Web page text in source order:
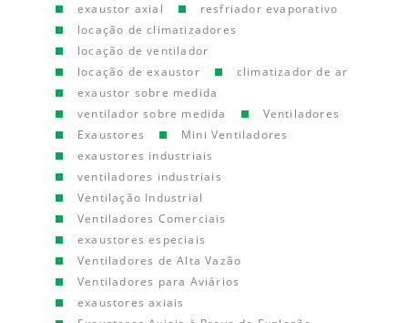
exaustor axial
resfriador evaporativo
locação de climatizadores
locação de ventilador
locação de exaustor
climatizador de ar
exaustor sobre medida
ventilador sobre medida
Ventiladores
Exaustores
Mini Ventiladores
exaustores industriais
ventiladores industriais
Ventilação Industrial
Ventiladores Comerciais
exaustores especiais
Ventiladores de Alta Vazão
Ventiladores para Aviários
exaustores axiais